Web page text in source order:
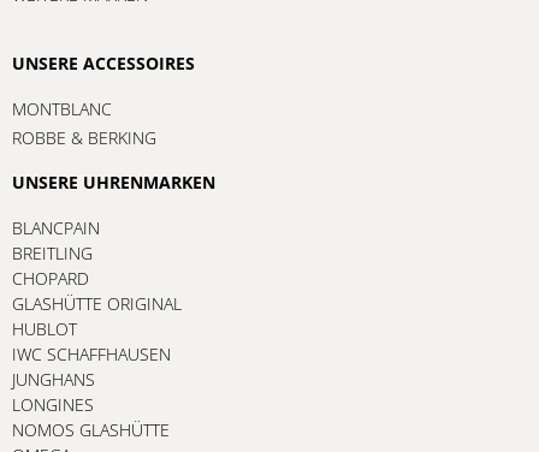
UNSERE ACCESSOIRES
MONTBLANC
ROBBE & BERKING
UNSERE UHRENMARKEN
BLANCPAIN
BREITLING
CHOPARD
GLASHÜTTE ORIGINAL
HUBLOT
IWC SCHAFFHAUSEN
JUNGHANS
LONGINES
NOMOS GLASHÜTTE